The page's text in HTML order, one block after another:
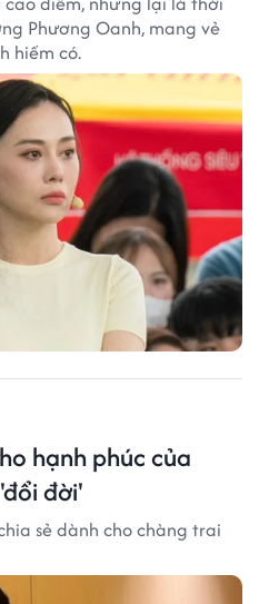
Phương Oanh, mang vẻ
hiếm có.
hạnh phúc của
đời'
sẻ dành cho chàng trai